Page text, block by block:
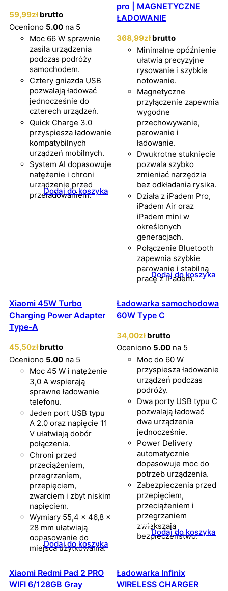
59,99zł brutto
Oceniono 5.00 na 5
Moc 66 W sprawnie
zasila urządzenia
podczas podróży
samochodem.
Cztery gniazda USB
pozwalają ładować
jednocześnie do
czterech urządzeń.
Quick Charge 3.0
przyspiesza ładowanie
kompatybilnych
urządzeń mobilnych.
System AI dopasowuje
natężenie i chroni
urządzenie przed
przeładowaniem.
Dodaj do koszyka
pro | MAGNETYCZNE
ŁADOWANIE
368,99zł brutto
Minimalne opóźnienie
ułatwia precyzyjne
rysowanie i szybkie
notowanie.
Magnetyczne
przyłączenie zapewnia
wygodne
przechowywanie,
parowanie i
ładowanie.
Dwukrotne stuknięcie
pozwala szybko
zmieniać narzędzia
bez odkładania rysika.
Działa z iPadem Pro,
iPadem Air oraz
iPadem mini w
określonych
generacjach.
Połączenie Bluetooth
zapewnia szybkie
parowanie i stabilną
pracę z iPadem.
Dodaj do koszyka
Xiaomi 45W Turbo
Charging Power Adapter
Type-A
45,50zł brutto
Oceniono 5.00 na 5
Moc 45 W i natężenie
3,0 A wspierają
sprawne ładowanie
telefonu.
Jeden port USB typu
A 2.0 oraz napięcie 11
V ułatwiają dobór
połączenia.
Chroni przed
przeciążeniem,
przegrzaniem,
przepięciem,
zwarciem i zbyt niskim
napięciem.
Wymiary 55,4 × 46,8 ×
28 mm ułatwiają
dopasowanie do
miejsca użytkowania.
Dodaj do koszyka
Ładowarka samochodowa
60W Type C
34,00zł brutto
Oceniono 5.00 na 5
Moc do 60 W
przyspiesza ładowanie
urządzeń podczas
podróży.
Dwa porty USB typu C
pozwalają ładować
dwa urządzenia
jednocześnie.
Power Delivery
automatycznie
dopasowuje moc do
potrzeb urządzenia.
Zabezpieczenia przed
przepięciem,
przeciążeniem i
przegrzaniem
zwiększają
bezpieczeństwo.
Dodaj do koszyka
Xiaomi Redmi Pad 2 PRO
WIFI 6/128GB Gray
Ładowarka Infinix
WIRELESS CHARGER